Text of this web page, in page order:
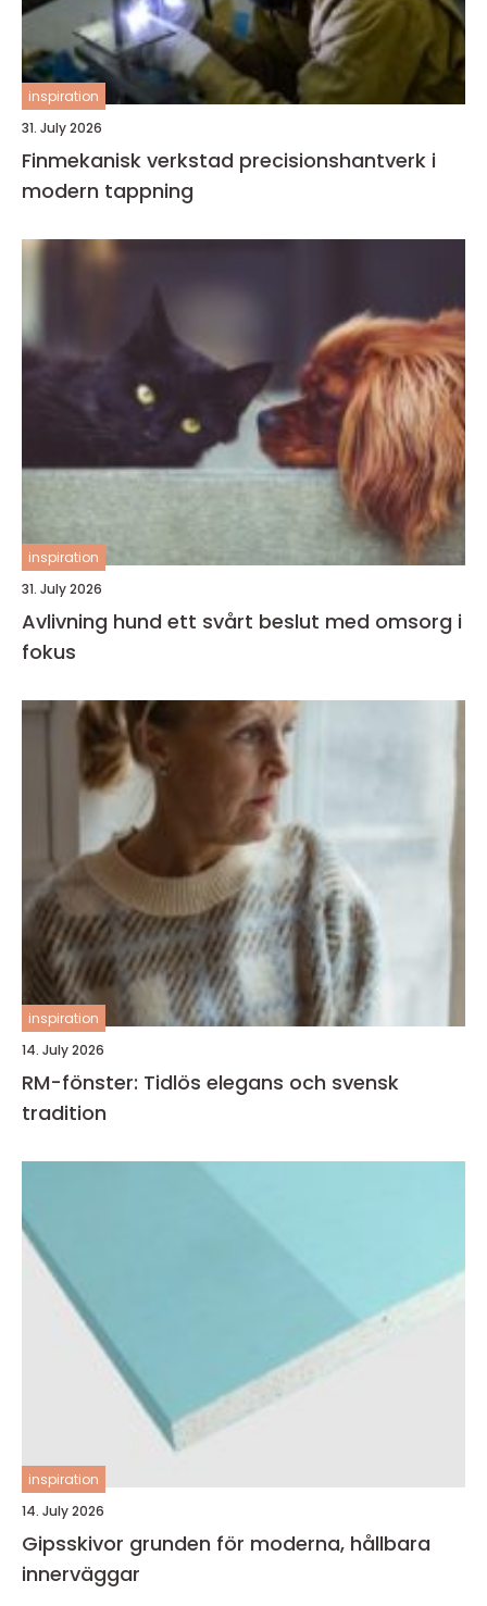
inspiration
31. July 2026
Finmekanisk verkstad precisionshantverk i
modern tappning
inspiration
31. July 2026
Avlivning hund ett svårt beslut med omsorg i
fokus
inspiration
14. July 2026
RM-fönster: Tidlös elegans och svensk
tradition
inspiration
14. July 2026
Gipsskivor grunden för moderna, hållbara
innerväggar